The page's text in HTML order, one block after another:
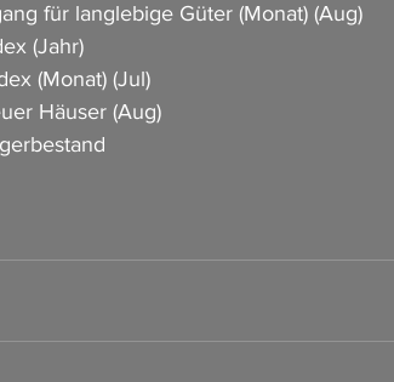
für langlebige Güter (Monat) (Aug)
Index (Jahr)
(Monat) (Jul)
Häuser (Aug)
Rohöllagerbestand